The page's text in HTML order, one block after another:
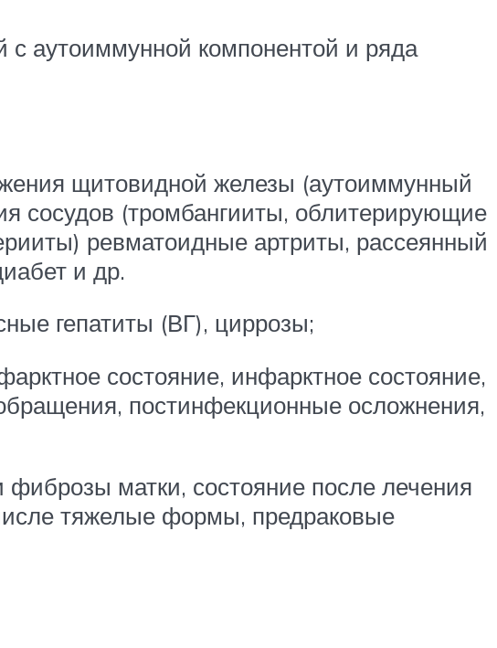
аутоиммунной компонентой и ряда
щитовидной железы (аутоиммунный
сосудов (тромбангииты, облитерирующие
ревматоидные артриты, рассеянный
и др.
гепатиты (ВГ), циррозы;
состояние, инфарктное состояние,
постинфекционные осложнения,
матки, состояние после лечения
тяжелые формы, предраковые